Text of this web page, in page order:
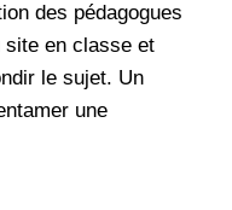
des pédagogues
en classe et
le sujet. Un
une